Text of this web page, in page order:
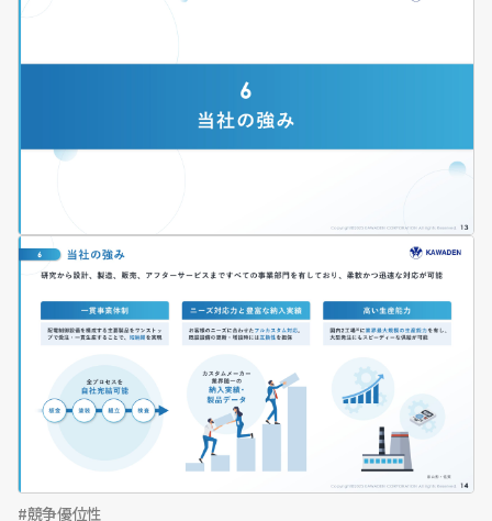
競争優位性